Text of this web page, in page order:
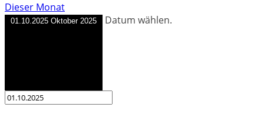
Dieser Monat
01.10.2025 Oktober 2025 Datum wählen.